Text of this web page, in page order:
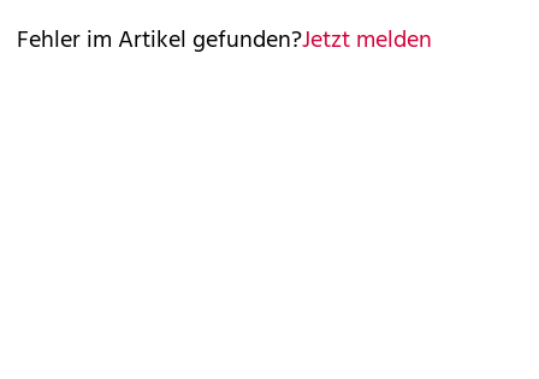
Fehler im Artikel gefunden?Jetzt melden